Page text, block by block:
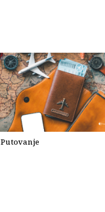
Putovanje